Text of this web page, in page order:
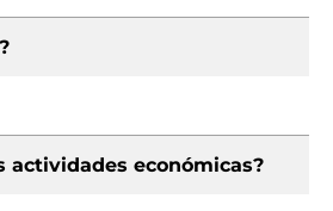
actividades económicas?